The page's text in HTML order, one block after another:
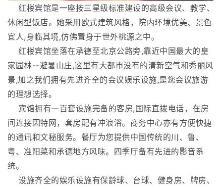
红楼宾馆是一座按三星级标准建设的高级会议、教学、
休闲型饭店。她采用欧式建筑风格，院内环境优美、景色
宜人,身临其境,仿佛置身于世外桃源之中。
红楼宾馆坐落在承德至北京公路旁,靠近中国最大的皇
家园林--避暑山庄,这里有大都市没有的清新空气和秀丽风
景,加之我们拥有先进齐全的会议娱乐设施,是您会议旅游
的理想选择。
宾馆拥有一百套设施完备的客房,国际直拨电话，在房
间连接因特网，套房配有冲浪浴。商务中心亦有方便快捷
的通讯和文秘服务。餐厅为您提供中国传统的川、鲁、
粤、准阳菜和承德地方风味。四季厅备有先进的影音系
统。
设施齐全的娱乐设施有保龄球、台球、健身房、牌房、